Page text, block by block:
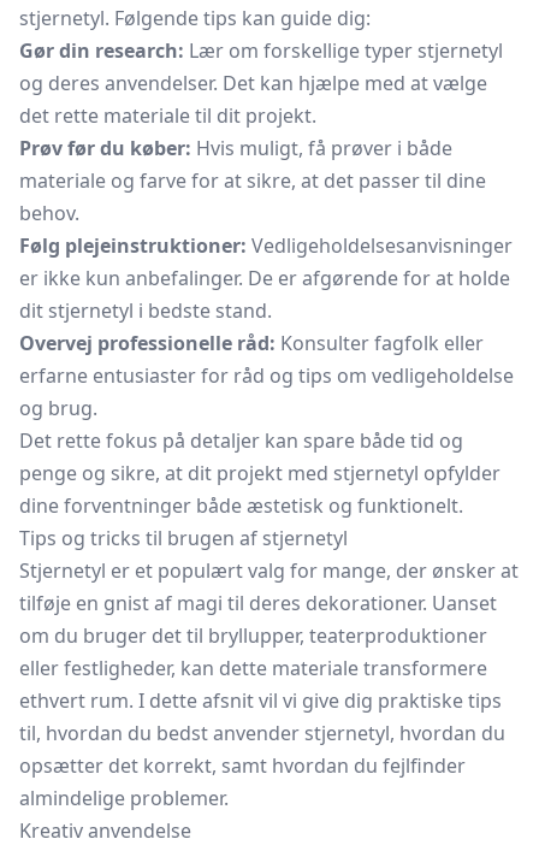
stjernetyl. Følgende tips kan guide dig:
Gør din research: Lær om forskellige typer stjernetyl
og deres anvendelser. Det kan hjælpe med at vælge
det rette materiale til dit projekt.
Prøv før du køber: Hvis muligt, få prøver i både
materiale og farve for at sikre, at det passer til dine
behov.
Følg plejeinstruktioner: Vedligeholdelsesanvisninger
er ikke kun anbefalinger. De er afgørende for at holde
dit stjernetyl i bedste stand.
Overvej professionelle råd: Konsulter fagfolk eller
erfarne entusiaster for råd og tips om vedligeholdelse
og brug.
Det rette fokus på detaljer kan spare både tid og
penge og sikre, at dit projekt med stjernetyl opfylder
dine forventninger både æstetisk og funktionelt.
Tips og tricks til brugen af stjernetyl
Stjernetyl er et populært valg for mange, der ønsker at
tilføje en gnist af magi til deres dekorationer. Uanset
om du bruger det til bryllupper, teaterproduktioner
eller festligheder, kan dette materiale transformere
ethvert rum. I dette afsnit vil vi give dig praktiske tips
til, hvordan du bedst anvender stjernetyl, hvordan du
opsætter det korrekt, samt hvordan du fejlfinder
almindelige problemer.
Kreativ anvendelse